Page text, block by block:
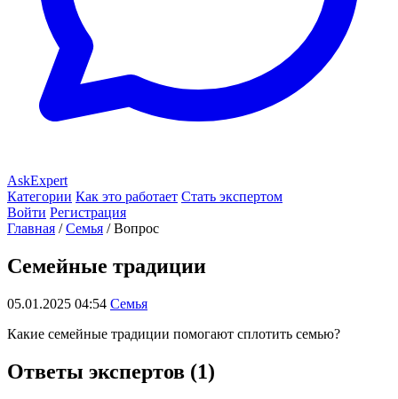
AskExpert
Категории Как это работает Стать экспертом
Войти Регистрация
Главная / Семья / Вопрос
Семейные традиции
05.01.2025 04:54 Семья
Какие семейные традиции помогают сплотить семью?
Ответы экспертов (1)